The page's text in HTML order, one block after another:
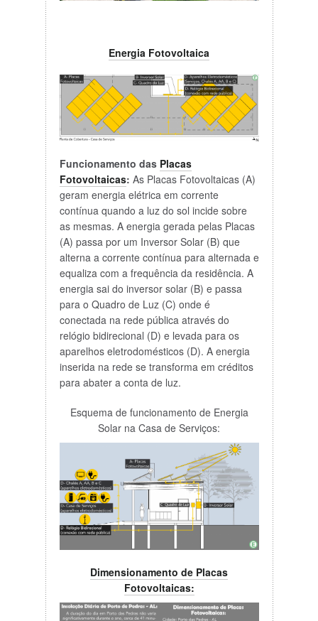
Energia Fotovoltaica
Funcionamento das Placas
Fotovoltaicas: As Placas Fotovoltaicas (A)
geram energia elétrica em corrente
contínua quando a luz do sol incide sobre
as mesmas. A energia gerada pelas Placas
(A) passa por um Inversor Solar (B) que
alterna a corrente contínua para alternada e
equaliza com a frequência da residência. A
energia sai do inversor solar (B) e passa
para o Quadro de Luz (C) onde é
conectada na rede pública através do
relógio bidirecional (D) e levada para os
aparelhos eletrodomésticos (D). A energia
inserida na rede se transforma em créditos
para abater a conta de luz.
Esquema de funcionamento de Energia
Solar na Casa de Serviços:
Dimensionamento de Placas
Fotovoltaicas: